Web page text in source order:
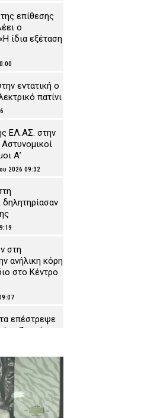
επίθεσης
ο
ίδια εξέταση
εντατική ο
πατίνι
ΕΛ.ΑΣ. στην
Α’
2026 09:32
στη
ανήλικη κόρη
στο Κέντρο
επέστρεψε
μία
απάτης
για